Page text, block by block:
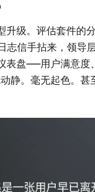
升级。评估套件的
志信手拈来，领导
表盘——用户满意度
静。毫无起色。甚